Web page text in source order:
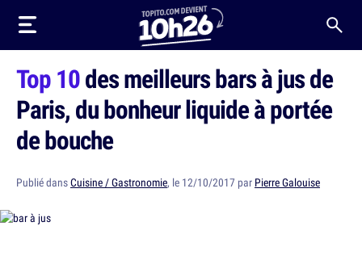
Top 10des meilleurs bars à jus de
Paris, du bonheur liquide à portée
de bouche
Publié dansCuisine / Gastronomie, le 12/10/2017 par Pierre Galouise